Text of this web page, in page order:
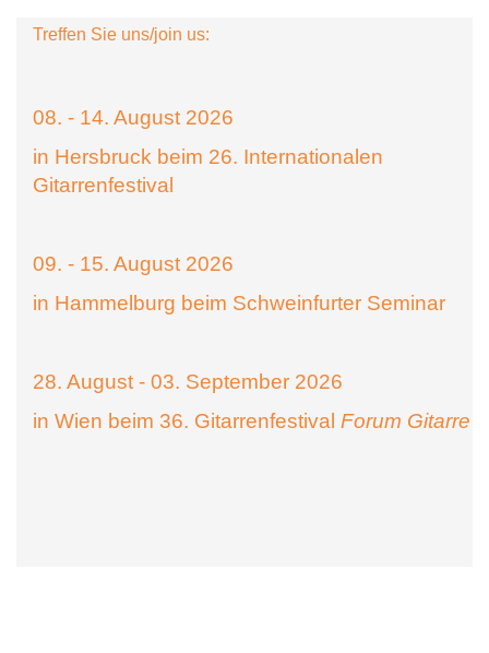
Treffen Sie uns/join us:
08. - 14. August 2026
in Hersbruck beim 26. Internationalen
Gitarrenfestival
09. - 15. August 2026
in Hammelburg beim Schweinfurter Seminar
28. August - 03. September 2026
in Wien beim 36. Gitarrenfestival Forum Gitarre